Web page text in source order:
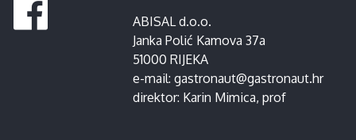
ABISAL d.o.o.
Janka Polić Kamova 37a
51000 RIJEKA
e-mail: gastronaut@gastronaut.hr
direktor: Karin Mimica, prof